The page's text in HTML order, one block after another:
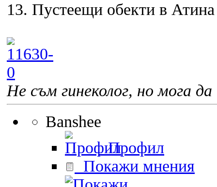
13. Пустеещи обекти в Атина
Не съм гинеколог, но мога да
Banshee
Профил
Покажи мнения